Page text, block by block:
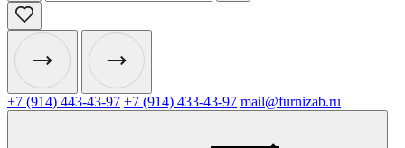
+7 (914) 443-43-97 +7 (914) 433-43-97 mail@furnizab.ru